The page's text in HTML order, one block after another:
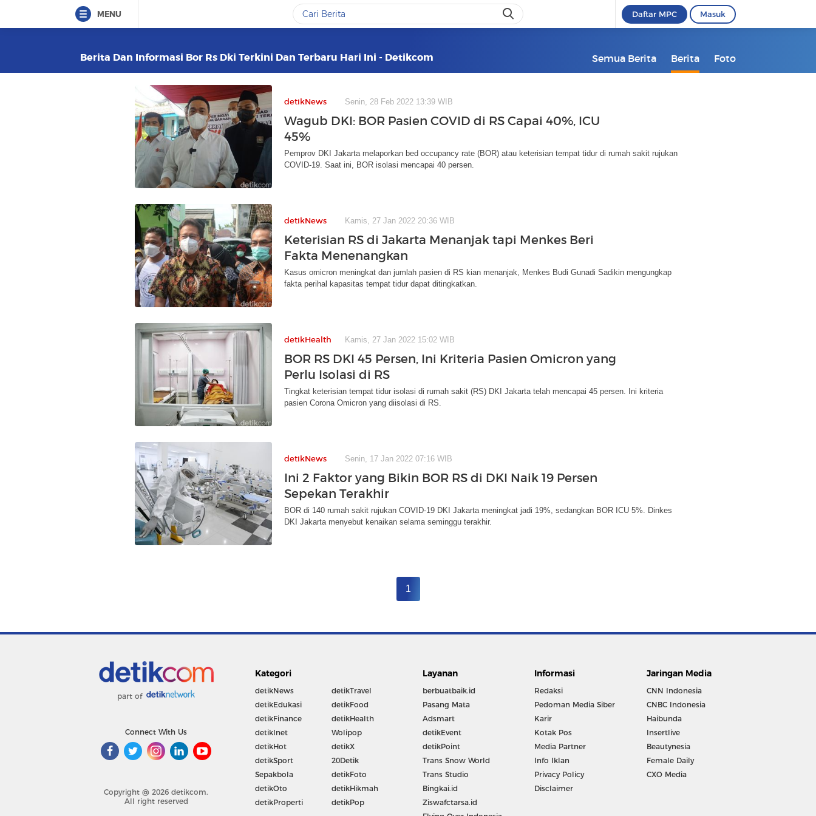
MENU Daftar MPC Masuk
Berita Dan Informasi Bor Rs Dki Terkini Dan Terbaru Hari Ini - Detikcom Semua Berita Berita Foto
detikNews Senin, 28 Feb 2022 13:39 WIB
Wagub DKI: BOR Pasien COVID di RS Capai 40%, ICU
45%
Pemprov DKI Jakarta melaporkan bed occupancy rate (BOR) atau keterisian tempat tidur di rumah sakit rujukan
COVID-19. Saat ini, BOR isolasi mencapai 40 persen.
detikNews Kamis, 27 Jan 2022 20:36 WIB
Keterisian RS di Jakarta Menanjak tapi Menkes Beri
Fakta Menenangkan
Kasus omicron meningkat dan jumlah pasien di RS kian menanjak, Menkes Budi Gunadi Sadikin mengungkap
fakta perihal kapasitas tempat tidur dapat ditingkatkan.
detikHealth Kamis, 27 Jan 2022 15:02 WIB
BOR RS DKI 45 Persen, Ini Kriteria Pasien Omicron yang
Perlu Isolasi di RS
Tingkat keterisian tempat tidur isolasi di rumah sakit (RS) DKI Jakarta telah mencapai 45 persen. Ini kriteria
pasien Corona Omicron yang diisolasi di RS.
detikNews Senin, 17 Jan 2022 07:16 WIB
Ini 2 Faktor yang Bikin BOR RS di DKI Naik 19 Persen
Sepekan Terakhir
BOR di 140 rumah sakit rujukan COVID-19 DKI Jakarta meningkat jadi 19%, sedangkan BOR ICU 5%. Dinkes
DKI Jakarta menyebut kenaikan selama seminggu terakhir.
1
part of
Connect With Us
Copyright @ 2026 detikcom.
All right reserved
Kategori
detikNews
detikEdukasi
detikFinance
detikInet
detikHot
detikSport
Sepakbola
detikOto
detikProperti
detikTravel
detikFood
detikHealth
Wolipop
detikX
20Detik
detikFoto
detikHikmah
detikPop
Layanan
berbuatbaik.id
Pasang Mata
Adsmart
detikEvent
detikPoint
Trans Snow World
Trans Studio
Bingkai.id
Ziswafctarsa.id
Informasi
Redaksi
Pedoman Media Siber
Karir
Kotak Pos
Media Partner
Info Iklan
Privacy Policy
Disclaimer
Jaringan Media
CNN Indonesia
CNBC Indonesia
Haibunda
Insertlive
Beautynesia
Female Daily
CXO Media